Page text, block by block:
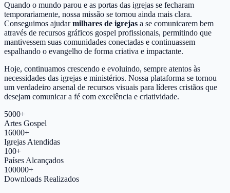
Quando o mundo parou e as portas das igrejas se fecharam
temporariamente, nossa missão se tornou ainda mais clara.
Conseguimos ajudarmilhares de igrejas a se comunicarem bem
através de recursos gráficos gospel profissionais, permitindo que
mantivessem suas comunidades conectadas e continuassem
espalhando o evangelho de forma criativa e impactante.
Hoje, continuamos crescendo e evoluindo, sempre atentos às
necessidades das igrejas e ministérios. Nossa plataforma se tornou
um verdadeiro arsenal de recursos visuais para líderes cristãos que
desejam comunicar a fé com excelência e criatividade.
5000+
Artes Gospel
16000+
Igrejas Atendidas
100+
Países Alcançados
100000+
Downloads Realizados